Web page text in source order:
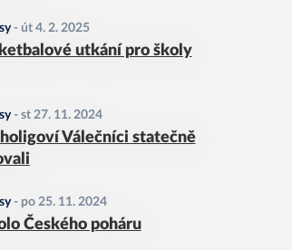
- út 4. 2. 2025
utkání pro školy
- st 27. 11. 2024
Válečníci statečně
- po 25. 11. 2024
Českého poháru